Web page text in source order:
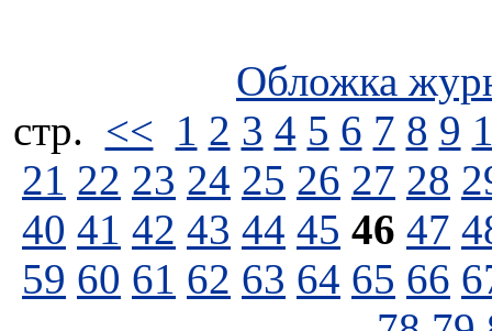
Обложка
стp. << 1 2 3 4 5 6 7 8 9
21 22 23 24 25 26 27 28
40 41 42 43 44 45 46 47
59 60 61 62 63 64 65 66